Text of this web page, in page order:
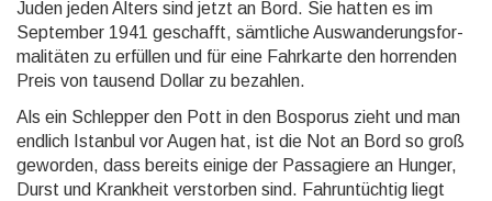
Juden jeden Alters sind jetzt an Bord. Sie hatten es im
September 1941 geschafft, sämtliche Aus­wan­de­rungs­for­
mali­tä­ten zu erfüllen und für eine Fahrkarte den horrenden
Preis von tausend Dollar zu bezahlen.
Als ein Schlepper den Pott in den Bosporus zieht und man
endlich Istanbul vor Augen hat, ist die Not an Bord so groß
geworden, dass bereits einige der Passagiere an Hunger,
Durst und Krankheit verstorben sind. Fahruntüchtig liegt